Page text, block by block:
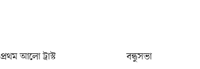
প্রথম আলো ট্রাস্ট বন্ধুসভা